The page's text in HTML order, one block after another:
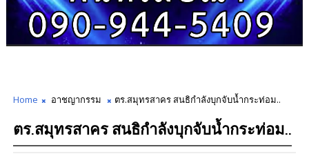
Home อาชญากรรม ตร.สมุทรสาคร สนธิกำลังบุกจับน้ำกระท่อม..
ตร.สมุทรสาคร สนธิกำลังบุกจับน้ำกระท่อม..